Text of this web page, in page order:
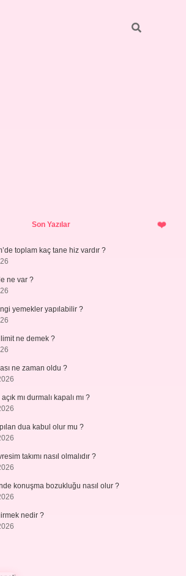
Son Yazılar
toplam kaç tane hiz vardır ?
ne var ?
yemekler yapılabilir ?
ne demek ?
ne zaman oldu ?
mı durmalı kapalı mı ?
dua kabul olur mu ?
takımı nasıl olmalıdır ?
konuşma bozukluğu nasıl olur ?
nedir ?